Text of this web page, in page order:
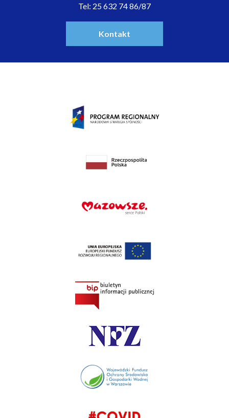
Tel: 25 632 74 86/87
Kontakt